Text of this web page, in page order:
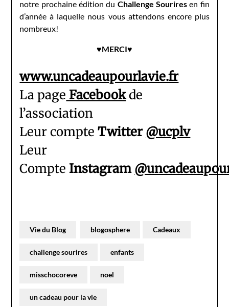
notre prochaine édition du Challenge Souriresen fin
d’année à laquelle nous vous attendons encore plus
nombreux!
♥MERCI♥
www.uncadeaupourlavie.fr
La page Facebookde
l’association
Leur compteTwitter@ucplv
Leur
Compte Instagram
Vie du Blog blogosphere Cadeaux
challenge sourires enfants
misschocoreve noel
un cadeau pour la vie